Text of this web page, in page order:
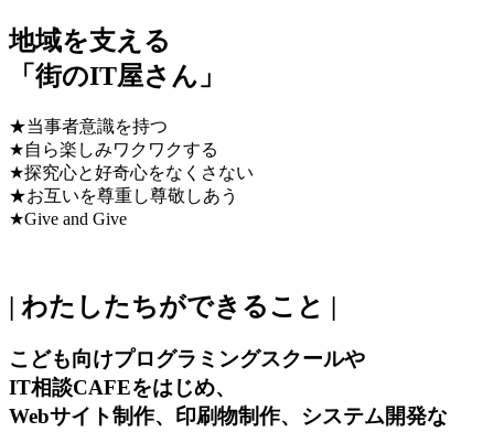
地域を支える
「街のIT屋さん」
★当事者意識を持つ
★自ら楽しみワクワクする
★探究心と好奇心をなくさない
★お互いを尊重し尊敬しあう
★Give and Give
| わたしたちができること |
こども向けプログラミングスクールや
IT相談CAFEをはじめ、
Webサイト制作、印刷物制作、システム開発な